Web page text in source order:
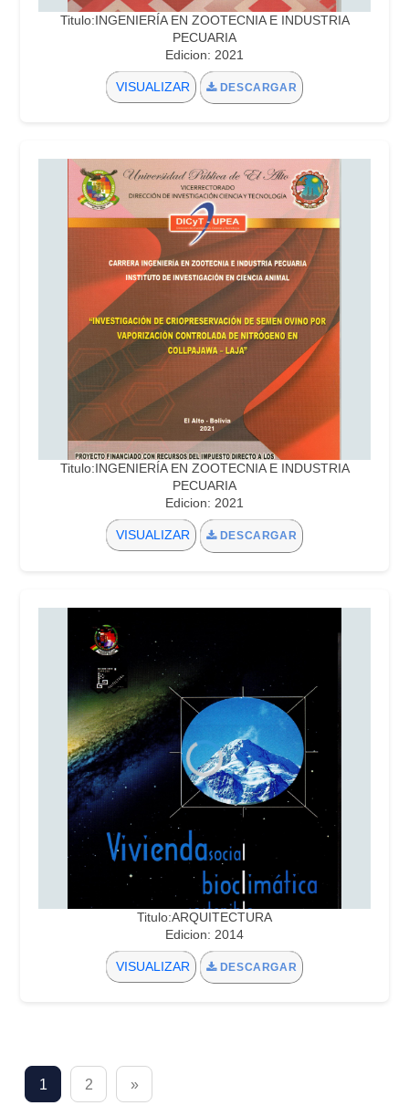
Titulo:INGENIERÍA EN ZOOTECNIA E INDUSTRIA
PECUARIA
Edicion: 2021
VISUALIZAR DESCARGAR
Titulo:INGENIERÍA EN ZOOTECNIA E INDUSTRIA
PECUARIA
Edicion: 2021
VISUALIZAR DESCARGAR
Titulo:ARQUITECTURA
Edicion: 2014
VISUALIZAR DESCARGAR
1 2 »